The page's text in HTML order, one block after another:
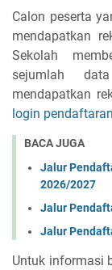
Calon peserta
mendapatkan
Sekolah
sejumlah
mendapatkan
login
BACA JUGA
Jalur
2026/2027
Jalur
Jalur
Untuk informasi